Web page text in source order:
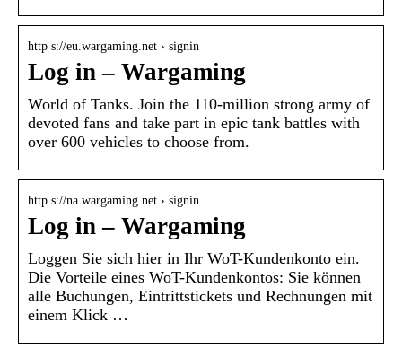
http s://eu.wargaming.net › signin
Log in – Wargaming
World of Tanks. Join the 110-million strong army of
devoted fans and take part in epic tank battles with
over 600 vehicles to choose from.
http s://na.wargaming.net › signin
Log in – Wargaming
Loggen Sie sich hier in Ihr WoT-Kundenkonto ein.
Die Vorteile eines WoT-Kundenkontos: Sie können
alle Buchungen, Eintrittstickets und Rechnungen mit
einem Klick …